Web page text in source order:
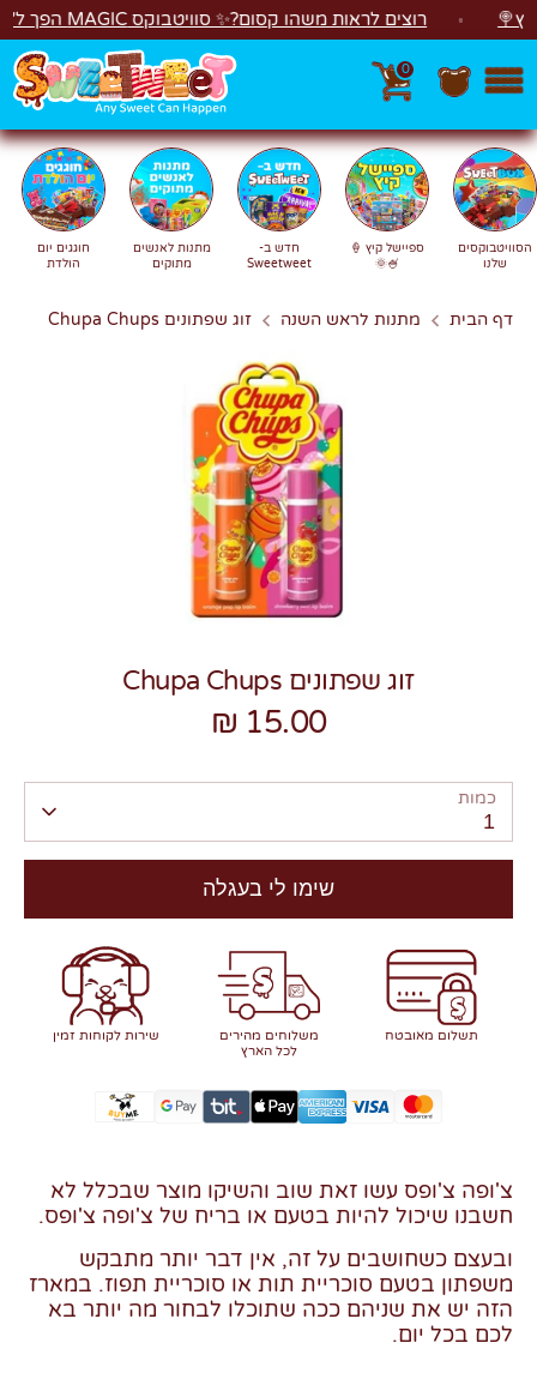
דלג רוצים לראות משהו קסום?✨ סוויטבוקס MAGIC הפך ל"מכונת משחקים"! 🎁🕹️
0
חפשחיפוש
הסוויטבוקסים
שלנו
ספיישל קיץ 🍦
🍧🌞
חדש ב-
Sweetweet
מתנות לאנשים
מתוקים
חוגגים יום
הולדת
דף הבית מתנות לראש השנה זוג שפתונים Chupa Chups
זוג שפתונים Chupa Chups
15.00 ₪
כמות
1
שימו לי בעגלה
תשלום מאובטח
משלוחים מהירים
לכל הארץ
שירות לקוחות זמין
צ'ופה צ'ופס עשו זאת שוב והשיקו מוצר שבכלל לא
חשבנו שיכול להיות בטעם או בריח של צ'ופה צ'ופס.
ובעצם כשחושבים על זה, אין דבר יותר מתבקש
משפתון בטעם סוכריית תות או סוכריית תפוז. במארז
הזה יש את שניהם ככה שתוכלו לבחור מה יותר בא
לכם בכל יום.